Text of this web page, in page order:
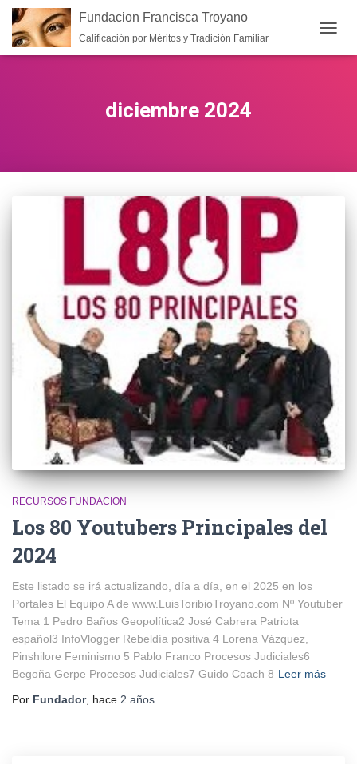
Fundacion Francisca Troyano
Calificación por Méritos y Tradición Familiar
diciembre 2024
RECURSOS FUNDACION
Los 80 Youtubers Principales del
2024
Este listado se irá actualizando, día a día, en el 2025 en los
Portales El Equipo A de www.LuisToribioTroyano.com Nº Youtuber
Tema 1 Pedro Baños Geopolítica2 José Cabrera Patriota
español3 InfoVlogger Rebeldía positiva 4 Lorena Vázquez,
Pinshilore Feminismo 5 Pablo Franco Procesos Judiciales6
Begoña Gerpe Procesos Judiciales7 Guido Coach 8 Leer más
Por Fundador, hace 2 años